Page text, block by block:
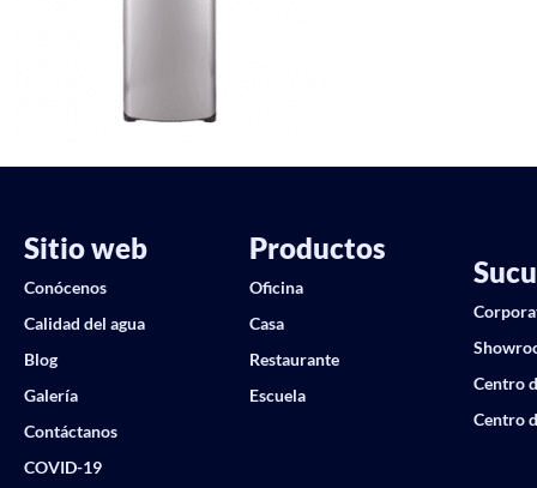
Sitio web
Conócenos
Calidad del agua
Blog
Galería
Contáctanos
COVID-19
Productos
Oficina
Casa
Restaurante
Escuela
Centro
Centro